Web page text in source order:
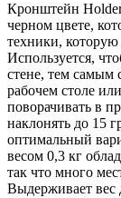
Кронштейн
черном цвете,
техники, которую
Используется,
стене, тем самым
рабочем столе
поворачивать в
наклонять до 15
оптимальный
весом 0,3 кг
так что много
Выдерживает вес